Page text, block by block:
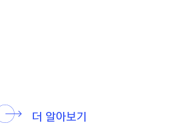
더 알아보기